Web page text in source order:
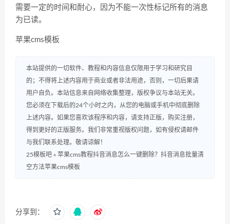
需要一定的时间和耐心，因为不能一次性标记所有的消息
为已读。
苹果cms模板
本站提供的一切软件、教程和内容信息仅限用于学习和研究目
的；不得将上述内容用于商业或者非法用途，否则，一切后果请
用户自负。本站信息来自网络收集整理，版权争议与本站无关。
您必须在下载后的24个小时之内，从您的电脑或手机中彻底删除
上述内容。如果您喜欢该程序和内容，请支持正版，购买注册，
得到更好的正版服务。我们非常重视版权问题，如有侵权请邮件
与我们联系处理。敬请谅解！
25模板吧 » 苹果cms教程抖音消息怎么一键删除？抖音消息批量清
空方法苹果cms模板
分享到：